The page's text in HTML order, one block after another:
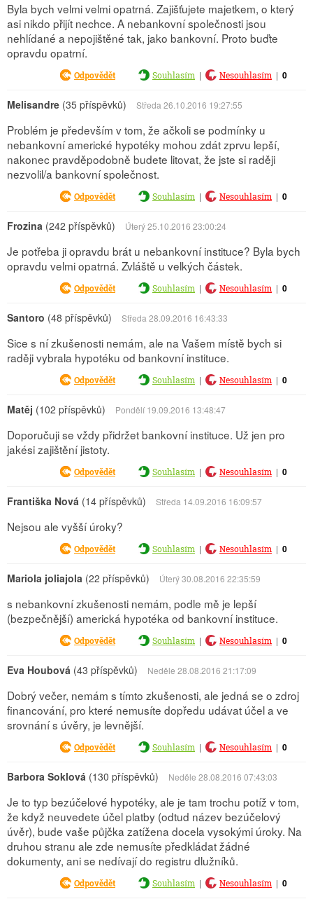
Byla bych velmi velmi opatrná. Zajišťujete majetkem, o který
asi nikdo přijít nechce. A nebankovní společnosti jsou
nehlídané a nepojištěné tak, jako bankovní. Proto buďte
opravdu opatrní.
Odpovědět Souhlasím | Nesouhlasím | 0
Melisandre (35 příspěvků) Středa 26.10.2016 19:27:55
Problém je především v tom, že ačkoli se podmínky u
nebankovní americké hypotéky mohou zdát zprvu lepší,
nakonec pravděpodobně budete litovat, že jste si raději
nezvolil/a bankovní společnost.
Odpovědět Souhlasím | Nesouhlasím | 0
Frozina (242 příspěvků) Úterý 25.10.2016 23:00:24
Je potřeba ji opravdu brát u nebankovní instituce? Byla bych
opravdu velmi opatrná. Zvláště u velkých částek.
Odpovědět Souhlasím | Nesouhlasím | 0
Santoro (48 příspěvků) Středa 28.09.2016 16:43:33
Sice s ní zkušenosti nemám, ale na Vašem místě bych si
raději vybrala hypotéku od bankovní instituce.
Odpovědět Souhlasím | Nesouhlasím | 0
Matěj (102 příspěvků) Pondělí 19.09.2016 13:48:47
Doporučuji se vždy přidržet bankovní instituce. Už jen pro
jakési zajištění jistoty.
Odpovědět Souhlasím | Nesouhlasím | 0
Františka Nová (14 příspěvků) Středa 14.09.2016 16:09:57
Nejsou ale vyšší úroky?
Odpovědět Souhlasím | Nesouhlasím | 0
Mariola joliajola (22 příspěvků) Úterý 30.08.2016 22:35:59
s nebankovní zkušenosti nemám, podle mě je lepší
(bezpečnější) americká hypotéka od bankovní instituce.
Odpovědět Souhlasím | Nesouhlasím | 0
Eva Houbová (43 příspěvků) Neděle 28.08.2016 21:17:09
Dobrý večer, nemám s tímto zkušenosti, ale jedná se o zdroj
financování, pro které nemusíte dopředu udávat účel a ve
srovnání s úvěry, je levnější.
Odpovědět Souhlasím | Nesouhlasím | 0
Barbora Soklová (130 příspěvků) Neděle 28.08.2016 07:43:03
Je to typ bezúčelové hypotéky, ale je tam trochu potíž v tom,
že když neuvedete účel platby (odtud název bezúčelový
úvěr), bude vaše půjčka zatížena docela vysokými úroky. Na
druhou stranu ale zde nemusíte předkládat žádné
dokumenty, ani se nedívají do registru dlužníků.
Odpovědět Souhlasím | Nesouhlasím | 0